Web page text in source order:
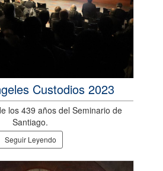
Custodios 2023
los 439 años del Seminario de
Santiago.
Seguir Leyendo